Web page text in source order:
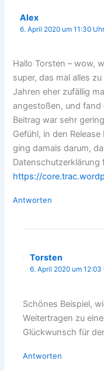
Alex
6. April 2020 um 11:30 Uhr
Hallo Torsten – wow,
super, das mal alles
Jahren eher zufällig
angestoßen, und fand
Beitrag war sehr
Gefühl, in den
ging damals darum,
Datenschutzerklärung
https://
Antworten
Torsten
6. April 2020 um 12:03
Schönes Beispiel,
Weitertragen zu
Glückwunsch für
Antworten